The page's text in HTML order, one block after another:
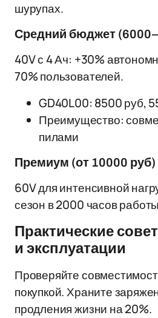
шурупах.
Средний бюджет
40V с 4 Ач: +30%
70% пользователей.
GD40L00: 8500 руб,
Преимущество:
пилами
Премиум (от 10000 руб)
60V для интенсивной
сезон в 2000 часов
Практические
и эксплуатации
Проверяйте
покупкой. Храните
продления жизни на 20%.